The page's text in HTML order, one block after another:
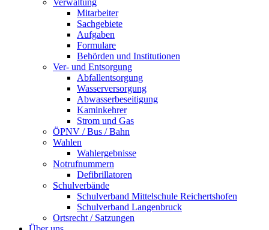
Verwaltung
Mitarbeiter
Sachgebiete
Aufgaben
Formulare
Behörden und Institutionen
Ver- und Entsorgung
Abfallentsorgung
Wasserversorgung
Abwasserbeseitigung
Kaminkehrer
Strom und Gas
ÖPNV / Bus / Bahn
Wahlen
Wahlergebnisse
Notrufnummern
Defibrillatoren
Schulverbände
Schulverband Mittelschule Reichertshofen
Schulverband Langenbruck
Ortsrecht / Satzungen